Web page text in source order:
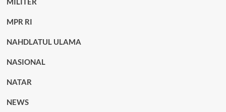
MPR RI
NAHDLATUL ULAMA
NASIONAL
NATAR
NEWS